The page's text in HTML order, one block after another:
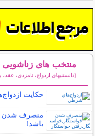
منتخب های زناشویی
(دانستنیهای ازدواج، نامزدی،
حكايت
منصرف شدن
باشد!